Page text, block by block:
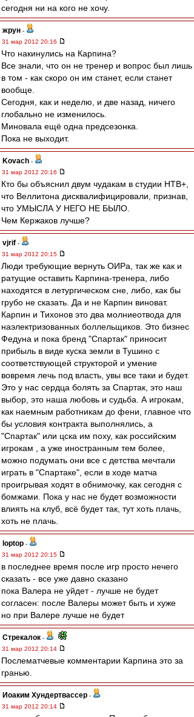
сегодня ни на кого не хочу.
жрун -
31 мар 2012 20:16
Что накинулись на Карпина?
Все знали, что он не тренер и вопрос был лишь
в том - как скоро он им станет, если станет
вообще.
Сегодня, как и неделю, и две назад, ничего
глобально не изменилось.
Миновала ещё одна предсезонка.
Пока не выходит.
Kovach -
31 мар 2012 20:16
Кто бы объяснил двум чудакам в студии НТВ+,
что Веллитона дисквалифицировали, признав,
что УМЫСЛА У НЕГО НЕ БЫЛО.
Чем Кержаков лучше?
vjrif -
31 мар 2012 20:15
Люди требующие вернуть ОИРа, так же как и
ратущие оставить Карпина-тренера, либо
находятся в летургическом сне, либо, как бы
грубо не сказать. Да и не Карпин виноват.
Карпин и Тихонов это два молниеотвода для
наэлектризованных боллельщиков. Это бизнес
Федуна и пока бренд "Спартак" приносит
прибыль в виде куска земли в Тушино с
соответствующей структорой и умение
вовремя лечь под власть, увы все таки и будет.
Это у нас сердца болять за Спартак, это наш
выбор, это наша любовь и судьба. А игрокам,
как наемным работникам до фени, главное что
бы условия контракта выполнялись, а
"Спартак" или цска им поху, как российским
игрокам , а уже иностранным тем более,
можно подумать они все с детства мечтали
играть в "Спартаке", если в ходе матча
проигрывая ходят в обнимочку, как сегодня с
бомжами. Пока у нас не будет возможности
влиять на клуб, всё будет так, тут хоть плачь,
хоть не плачь.
loptop -
31 мар 2012 20:15
в последнее время после игр просто нечего
сказать - все уже давно сказано
пока Валера не уйдет - лучше не будет
согласен: после Валеры может быть и хуже
но при Валере лучше не будет
Стрекалок -
31 мар 2012 20:14
Послематчевые комментарии Карпина это за
гранью.
Иоаким Хундертвассер -
31 мар 2012 20:14